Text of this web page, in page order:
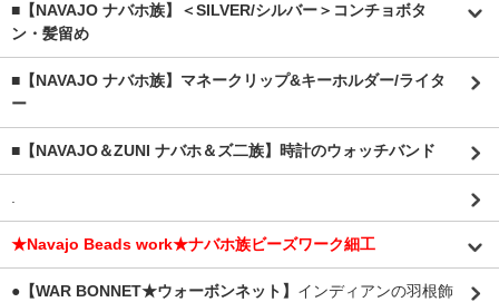
■【NAVAJO ナバホ族】＜SILVER/シルバー＞コンチョボタ
ン・髪留め
■【NAVAJO ナバホ族】マネークリップ&キーホルダー/ライタ
ー
■【NAVAJO＆ZUNI ナバホ＆ズ二族】時計のウォッチバンド
.
★Navajo Beads work★ナバホ族ビーズワーク細工
●【WAR BONNET★ウォーボンネット】 インディアンの羽根飾